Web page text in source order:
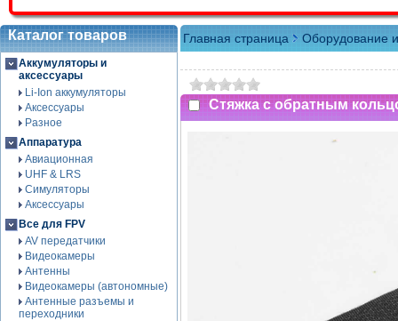
Каталог товаров
Аккумуляторы и
аксессуары
Li-Ion аккумуляторы
Аксессуары
Разное
Аппаратура
Авиационная
UHF & LRS
Симуляторы
Аксессуары
Все для FPV
AV передатчики
Видеокамеры
Антенны
Видеокамеры (автономные)
Антенные разъемы и
переходники
Главная страница Оборудование
Стяжка с обратным